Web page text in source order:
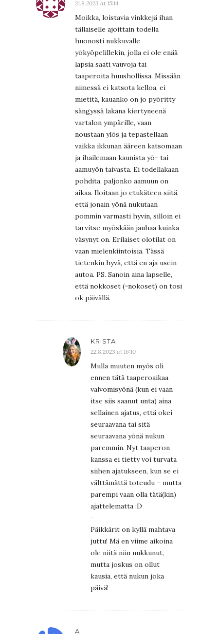
21.8.2023 at 15:14
Moikka, loistavia vinkkejä ihan
tällaiselle ajoittain todella
huonosti nukkuvalle
yökyöpelillekin, jolla ei ole enää
lapsia saati vauvoja tai
taaperoita huushollissa. Missään
nimessä ei katsota kelloa, ei
mietitä, kauanko on jo pyöritty
sängyssä lakana kiertyneenä
vartalon ympärille, vaan
noustaan ylös ja tepastellaan
vaikka ikkunan ääreen katsomaan
ja ihailemaan kaunista yö- tai
aamuyön taivasta. Ei todellakaan
pohdita, paljonko aamuun on
aikaa. Iloitaan jo etukäteen siitä,
että jonain yönä nukutaan
pommin varmasti hyvin, silloin ei
tarvitse myöskään jauhaa kuinka
väsynyt on. Erilaiset olotilat on
vaan mielenkiintoisia. Tässä
tietenkin hyvä, että en aja usein
autoa. PS. Sanoin aina lapselle,
että nokkoset (=nokoset) on tosi
ok päivällä.
KRISTA
22.8.2023 at 16:10
Mulla muuten myös oli
ennen tätä taaperoaikaa
valvomisyönä (kun ei vaan
itse siis saanut unta) aina
sellainen ajatus, että okei
seuraavana tai sitä
seuraavana yönä nukun
paremmin. Nyt taaperon
kanssa ei tietty voi turvata
siihen ajatukseen, kun se ei
välttämättä toteudu – mutta
parempi vaan olla tätä(kin)
ajattelematta :D
–
Päikkärit on kyllä mahtava
juttu! Mä en viime aikoina
ole niitä niin nukkunut,
mutta joskus on ollut
kausia, että nukun joka
päivä!
A